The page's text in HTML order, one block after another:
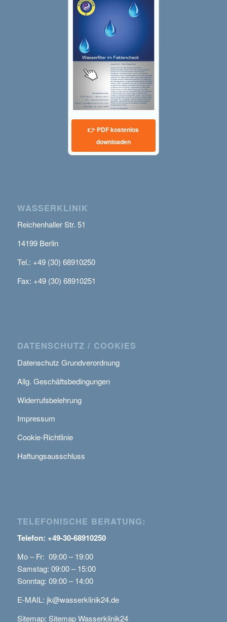
👉 PDF kostenlos
downloaden
WASSERKLINIK
Reichenhaller Str. 51
14199 Berlin
Tel.: +49 (30) 68910250
Fax: +49 (30) 68910251
DATENSCHUTZ / COOKIES
Datenschutz Grundverordnung
Allg. Geschäftsbedingungen
Widerrufsbelehrung
Impressum
Cookie-Richtlinie
Haftungsausschluss
TELEFONISCHE BERATUNG:
Telefon: +49-30-68910250
Mo – Fr: 09:00 – 19:00
Samstag: 09:00 – 15:00
Sonntag: 09:00 – 14:00
E-MAIL: jk@wasserklinik24.de
Sitemap: Sitemap Wasserklinik24